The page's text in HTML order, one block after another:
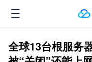
全球13台根服务